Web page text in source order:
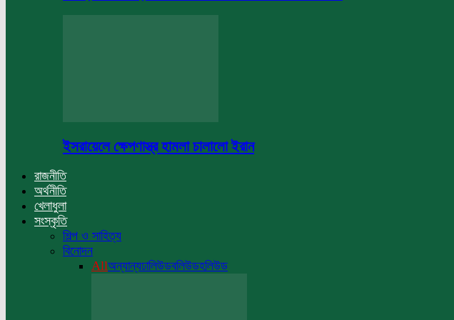
ইসরায়েলে ক্ষেপণাস্ত্র হামলা চালালো ইরান
রাজনীতি
অর্থনীতি
খেলাধুলা
সংস্কৃতি
শিল্প ও সাহিত্য
বিনোদন
Allঅন্যান্যঢালিউডবলিউডহলিউড